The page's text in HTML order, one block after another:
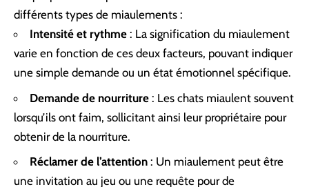
différents types de miaulements :
Intensité et rythme : La signification du miaulement
varie en fonction de ces deux facteurs, pouvant indiquer
une simple demande ou un état émotionnel spécifique.
Demande de nourriture : Les chats miaulent souvent
lorsqu’ils ont faim, sollicitant ainsi leur propriétaire pour
obtenir de la nourriture.
Réclamer de l’attention : Un miaulement peut être
une invitation au jeu ou une requête pour de